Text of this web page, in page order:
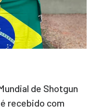
de Shotgun
recebido com